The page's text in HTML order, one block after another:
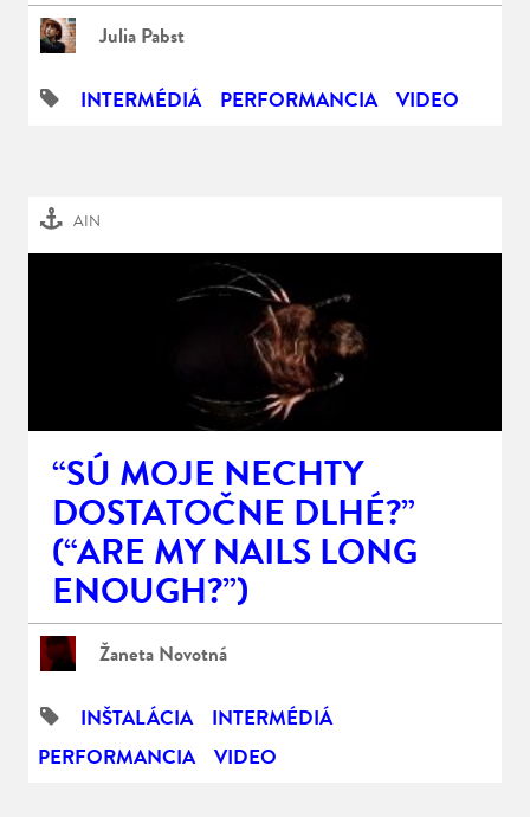
Julia Pabst
INTERMÉDIÁ PERFORMANCIA VIDEO
AIN
“SÚ MOJE NECHTY
DOSTATOČNE DLHÉ?”
(“ARE MY NAILS LONG
ENOUGH?”)
Žaneta Novotná
INŠTALÁCIA
INTERMÉDIÁ
PERFORMANCIA
VIDEO